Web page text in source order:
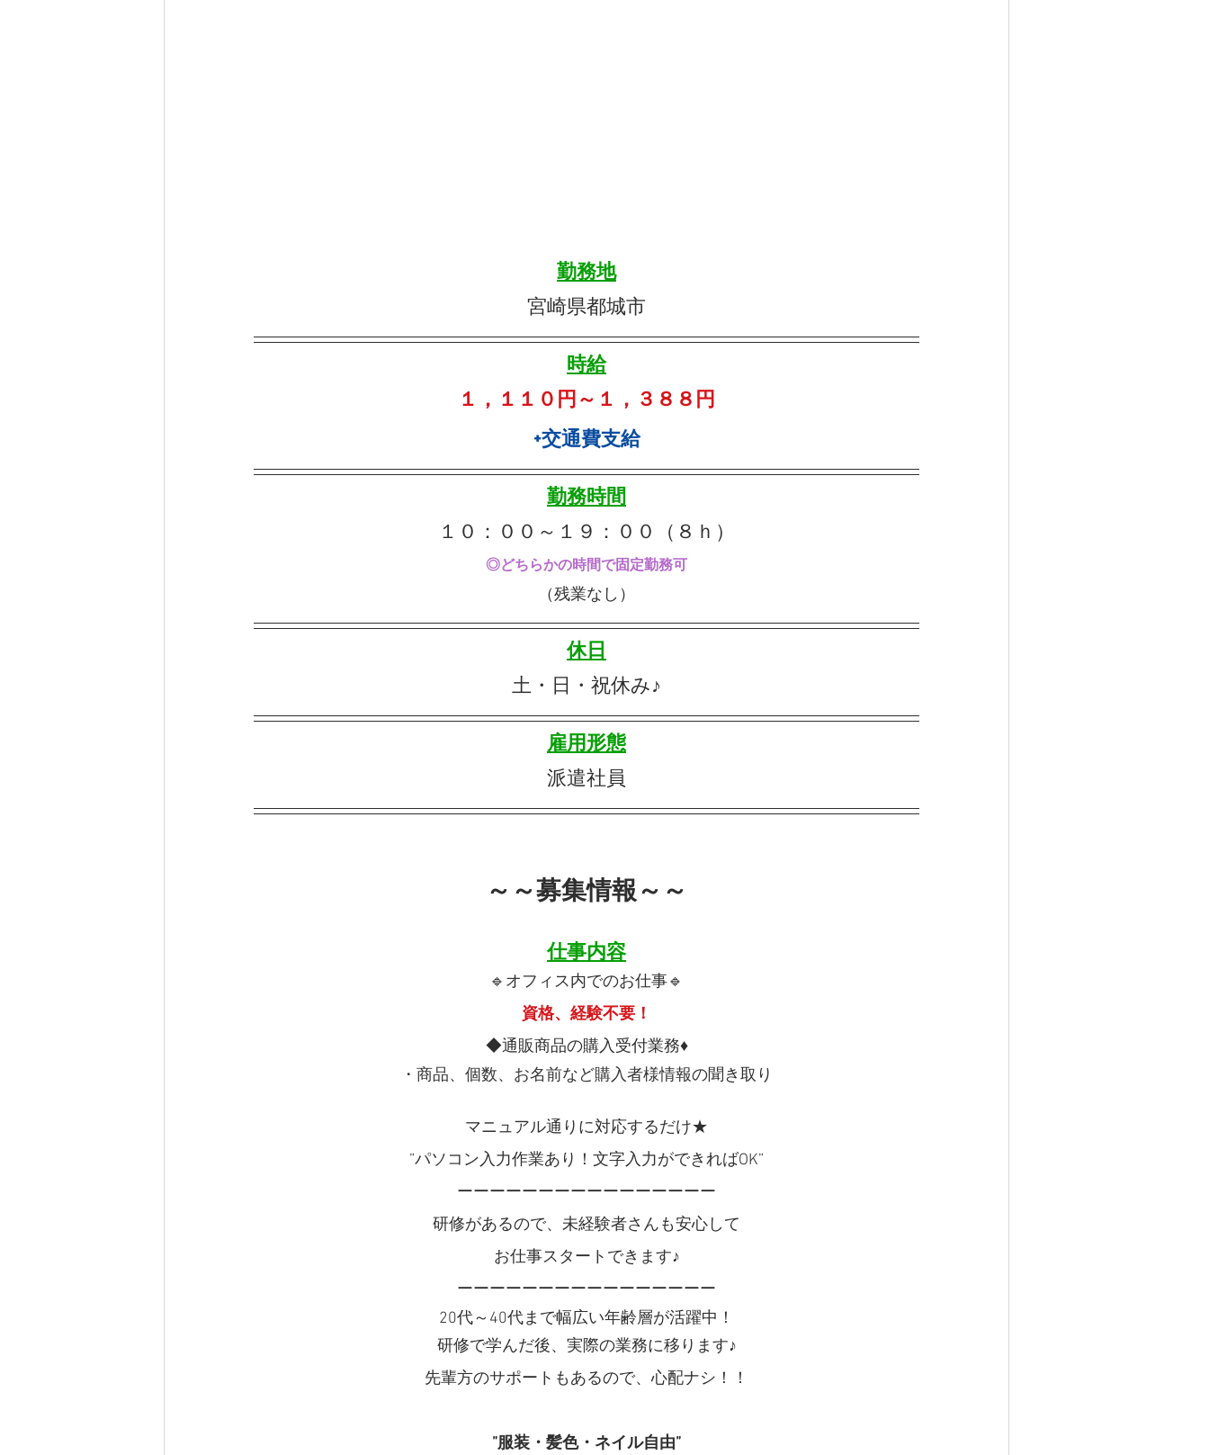
勤務地
宮崎県都城市
時給
１，１１０円～１，３８８円
+交通費支給
勤務時間
１０：００～１９：００（８ｈ）
◎どちらかの時間で固定勤務可
（残業なし）
休日
土・日・祝休み♪
雇用形態
派遣社員
～～募集情報～～
仕事内容
🔹オフィス内でのお仕事🔹
資格、経験不要！
◆通販商品の購入受付業務♦
・商品、個数、お名前など購入者様情報の聞き取り
マニュアル通りに対応するだけ★
”パソコン入力作業あり！文字入力ができればOK”
ーーーーーーーーーーーーーーーー
研修があるので、未経験者さんも安心して
お仕事スタートできます♪
ーーーーーーーーーーーーーーーー
20代～40代まで幅広い年齢層が活躍中！
研修で学んだ後、実際の業務に移ります♪
先輩方のサポートもあるので、心配ナシ！！
”服装・髪色・ネイル自由”